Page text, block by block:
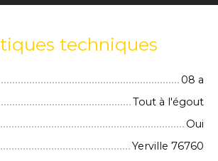
techniques
08 a
Tout à l'égout
Oui
Yerville 76760